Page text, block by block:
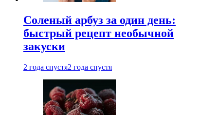
Соленый арбуз за один день:
быстрый рецепт необычной
закуски
2 года спустя2 года спустя